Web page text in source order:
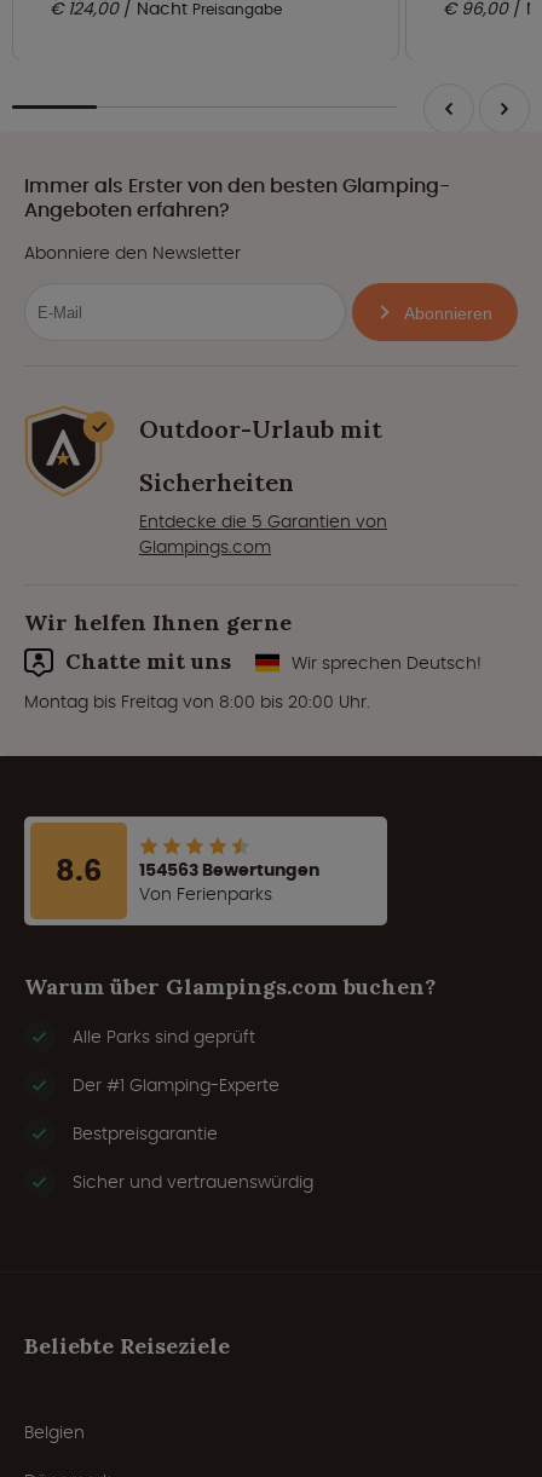
€ 124,00 Nacht Preisangabe € 96,00
Immer als Erster von den besten Glamping-
Angeboten erfahren?
Abonniere den Newsletter
Abonnieren
Outdoor-Urlaub mit
Sicherheiten
Entdecke die 5 Garantien von
Glampings.com
Wir helfen Ihnen gerne
Chatte mit uns
Wir sprechen Deutsch!
Montag bis Freitag von 8:00 bis 20:00 Uhr.
8.6
154563 Bewertungen
Von Ferienparks
Warum über Glampings.com buchen?
Alle Parks sind geprüft
Der #1 Glamping-Experte
Bestpreisgarantie
Sicher und vertrauenswürdig
Beliebte Reiseziele
Belgien